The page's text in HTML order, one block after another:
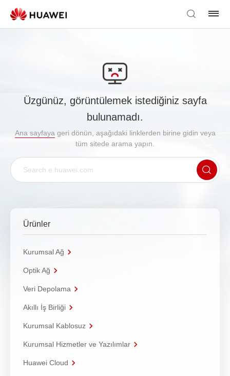
Üzgünüz, görüntülemek istediğiniz sayfa
bulunamadı.
Ana sayfaya geri dönün, aşağıdaki linklerden birine gidin veya
tüm sitede arama yapın.
Ürünler
Kurumsal Ağ
Optik Ağ
Veri Depolama
Akıllı İş Birliği
Kurumsal Kablosuz
Kurumsal Hizmetler ve Yazılımlar
Huawei Cloud